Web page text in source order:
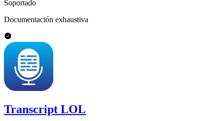
Soportado
Documentación exhaustiva
Transcript LOL